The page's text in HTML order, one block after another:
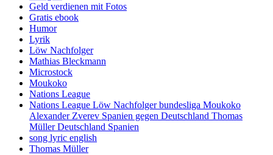
Geld verdienen mit Fotos
Gratis ebook
Humor
Lyrik
Löw Nachfolger
Mathias Bleckmann
Microstock
Moukoko
Nations League
Nations League Löw Nachfolger bundesliga Moukoko
Alexander Zverev Spanien gegen Deutschland Thomas
Müller Deutschland Spanien
song lyric english
Thomas Müller